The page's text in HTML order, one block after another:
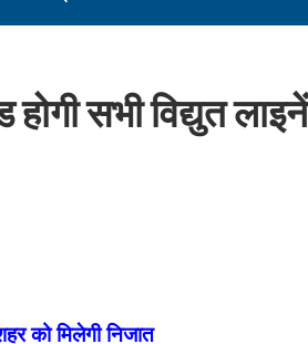
सभी विद्युत
को मिलेगी निजात